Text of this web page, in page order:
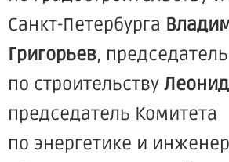
Санкт-Петербурга
Григорьев,
по строительству
председатель Комитета
по энергетике и